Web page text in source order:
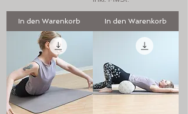
In den Warenkorb In den Warenkorb